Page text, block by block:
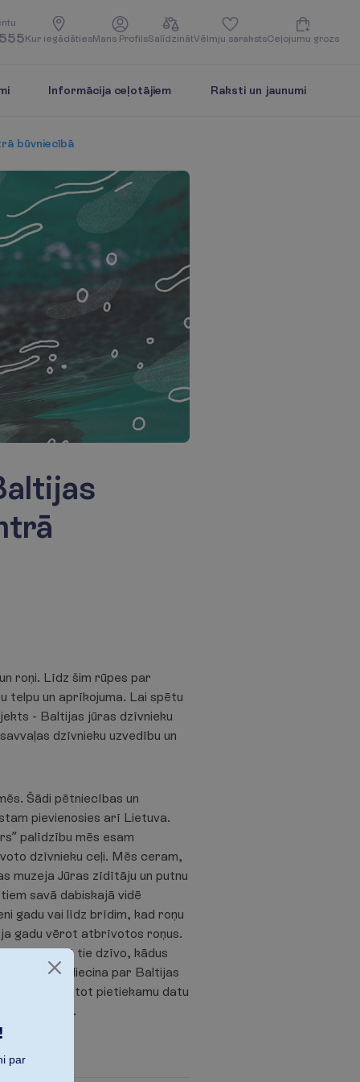
ntu
Kur iegādātiesMans ProfilsSalīdzinātVēlmju sarakstsCeļojumu grozs
Informācija ceļotājiem Raksti un jaunumi
būvniecībā
roņi. Līdz šim rūpes par
telpu un aprīkojuma. Lai spētu
- Baltijas jūras dzīvnieku
dzīvnieku uzvedību un
Šādi pētniecības un
pievienosies arī Lietuva.
palīdzību mēs esam
dzīvnieku ceļi. Mēs ceram,
muzeja Jūras zīdītāju un putnu
savā dabiskajā vidē
gadu vai līdz brīdim, kad roņu
gadu vērot atbrīvotos roņus.
kā tie dzīvo, kādus
uzvedība liecina par Baltijas
“Iegūstot pietiekamu datu
A. Grušas.
par